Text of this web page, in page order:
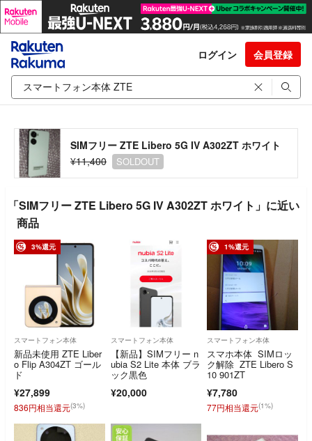
ログイン 会員登録
SIMフリー ZTE Libero 5G IV A302ZT ホワイト
¥11,400
SOLDOUT
「SIMフリー ZTE Libero 5G IV A302ZT ホワイト」に近い
商品
3%還元
スマートフォン本体
新品未使用 ZTE Liber
o Flip A304ZT ゴール
ド
¥27,899
836円相当還元(3%)
スマートフォン本体
【新品】SIMフリー n
ubia S2 Lite 本体 ブラ
ック黒色
¥20,000
1%還元
スマートフォン本体
スマホ本体 SIMロッ
ク解除 ZTE Libero S
10 901ZT
¥7,780
77円相当還元(1%)